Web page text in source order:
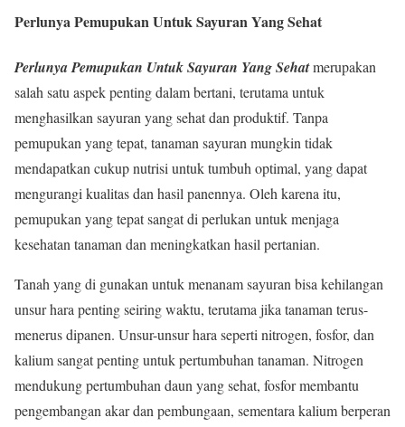
Perlunya Pemupukan Untuk Sayuran Yang Sehat
Perlunya Pemupukan Untuk Sayuran Yang Sehatmerupakan
salah satu aspek penting dalam bertani, terutama untuk
menghasilkan sayuran yang sehat dan produktif. Tanpa
pemupukan yang tepat, tanaman sayuran mungkin tidak
mendapatkan cukup nutrisi untuk tumbuh optimal, yang dapat
mengurangi kualitas dan hasil panennya. Oleh karena itu,
pemupukan yang tepat sangat di perlukan untuk menjaga
kesehatan tanaman dan meningkatkan hasil pertanian.
Tanah yang di gunakan untuk menanam sayuran bisa kehilangan
unsur hara penting seiring waktu, terutama jika tanaman terus-
menerus dipanen. Unsur-unsur hara seperti nitrogen, fosfor, dan
kalium sangat penting untuk pertumbuhan tanaman. Nitrogen
mendukung pertumbuhan daun yang sehat, fosfor membantu
pengembangan akar dan pembungaan, sementara kalium berperan